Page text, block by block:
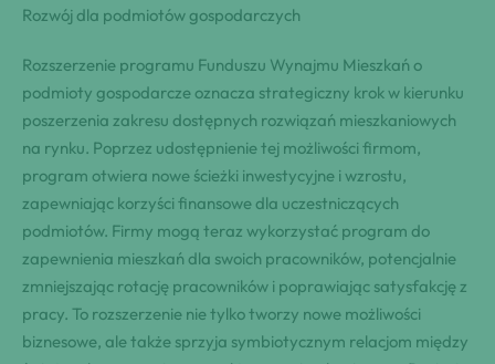
Rozwój dla podmiotów gospodarczych
Rozszerzenie programu Funduszu Wynajmu Mieszkań o
podmioty gospodarcze oznacza strategiczny krok w kierunku
poszerzenia zakresu dostępnych rozwiązań mieszkaniowych
na rynku. Poprzez udostępnienie tej możliwości firmom,
program otwiera nowe ścieżki inwestycyjne i wzrostu,
zapewniając korzyści finansowe dla uczestniczących
podmiotów. Firmy mogą teraz wykorzystać program do
zapewnienia mieszkań dla swoich pracowników, potencjalnie
zmniejszając rotację pracowników i poprawiając satysfakcję z
pracy. To rozszerzenie nie tylko tworzy nowe możliwości
biznesowe, ale także sprzyja symbiotycznym relacjom między